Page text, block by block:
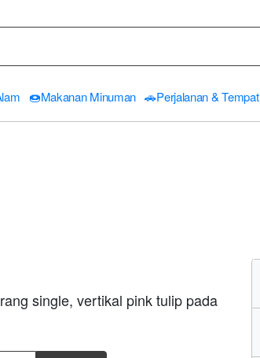
🍩Makanan Minuman 🚗Perjalanan & Tempat
single, vertikal pink tulip pada